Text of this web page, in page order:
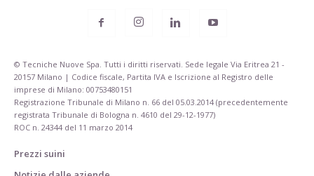
© Tecniche Nuove Spa. Tutti i diritti riservati. Sede legale Via Eritrea 21 -
20157 Milano | Codice fiscale, Partita IVA e Iscrizione al Registro delle
imprese di Milano: 00753480151
Registrazione Tribunale di Milano n. 66 del 05.03.2014 (precedentemente
registrata Tribunale di Bologna n. 4610 del 29-12-1977)
ROC n. 24344 del 11 marzo 2014
Prezzi suini